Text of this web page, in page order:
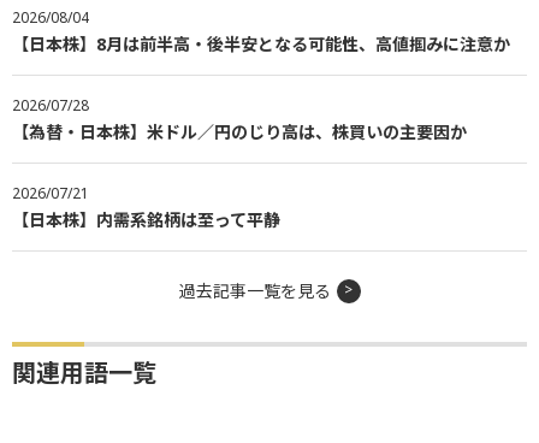
2026/08/04
【日本株】8月は前半高・後半安となる可能性、高値掴みに注意か
2026/07/28
【為替・日本株】米ドル／円のじり高は、株買いの主要因か
2026/07/21
【日本株】内需系銘柄は至って平静
過去記事一覧を見る
関連用語一覧